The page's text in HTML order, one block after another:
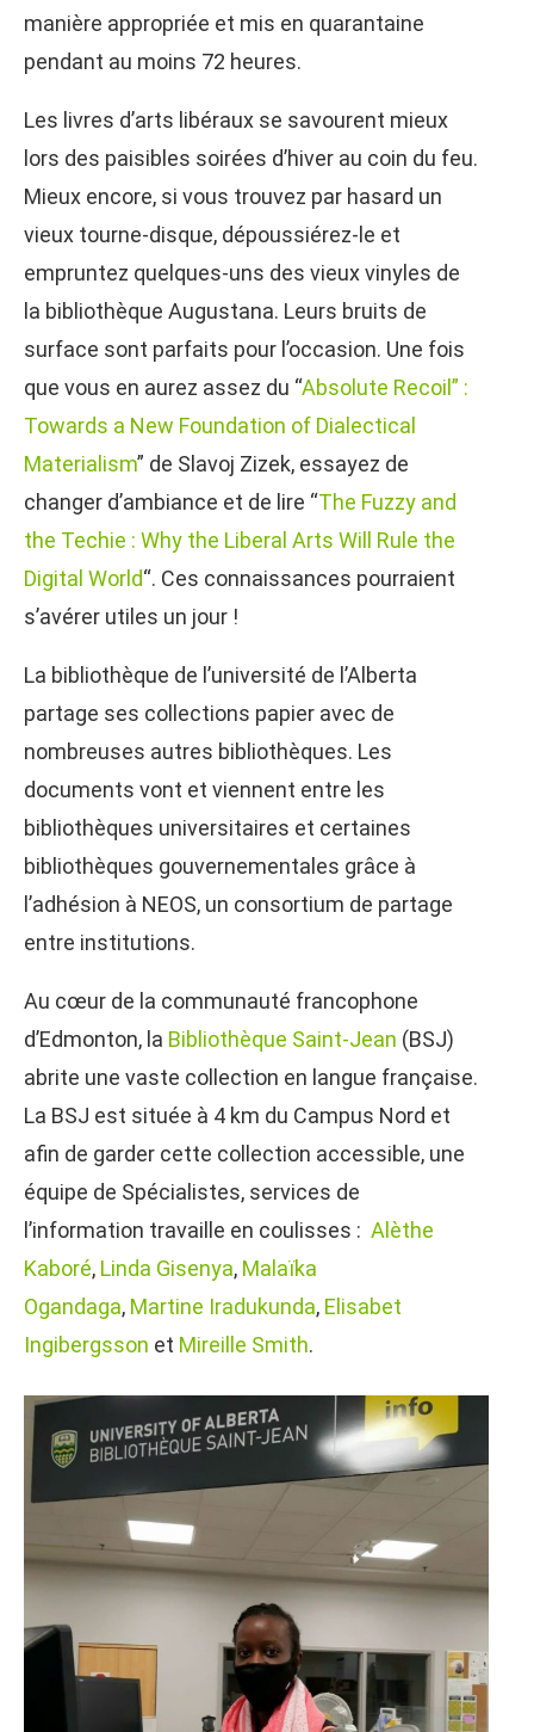
manière appropriée et mis en quarantaine
pendant au moins 72 heures.
Les livres d’arts libéraux se savourent mieux
lors des paisibles soirées d’hiver au coin du feu.
Mieux encore, si vous trouvez par hasard un
vieux tourne-disque, dépoussiérez-le et
empruntez quelques-uns des vieux vinyles de
la bibliothèque Augustana. Leurs bruits de
surface sont parfaits pour l’occasion. Une fois
que vous en aurez assez du “Absolute Recoil” :
Towards a New Foundation of Dialectical
Materialism” de Slavoj Zizek, essayez de
changer d’ambiance et de lire “The Fuzzy and
the Techie : Why the Liberal Arts Will Rule the
Digital World“. Ces connaissances pourraient
s’avérer utiles un jour !
La bibliothèque de l’université de l’Alberta
partage ses collections papier avec de
nombreuses autres bibliothèques. Les
documents vont et viennent entre les
bibliothèques universitaires et certaines
bibliothèques gouvernementales grâce à
l’adhésion à NEOS, un consortium de partage
entre institutions.
Au cœur de la communauté francophone
d’Edmonton, la Bibliothèque Saint-Jean (BSJ)
abrite une vaste collection en langue française.
La BSJ est située à 4 km du Campus Nord et
afin de garder cette collection accessible, une
équipe de Spécialistes, services de
l’information travaille en coulisses : Alèthe
Kaboré, Linda Gisenya, Malaïka
Ogandaga, Martine Iradukunda, Elisabet
Ingibergsson et Mireille Smith.